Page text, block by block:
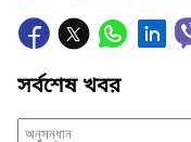
সর্বশেষ খবর